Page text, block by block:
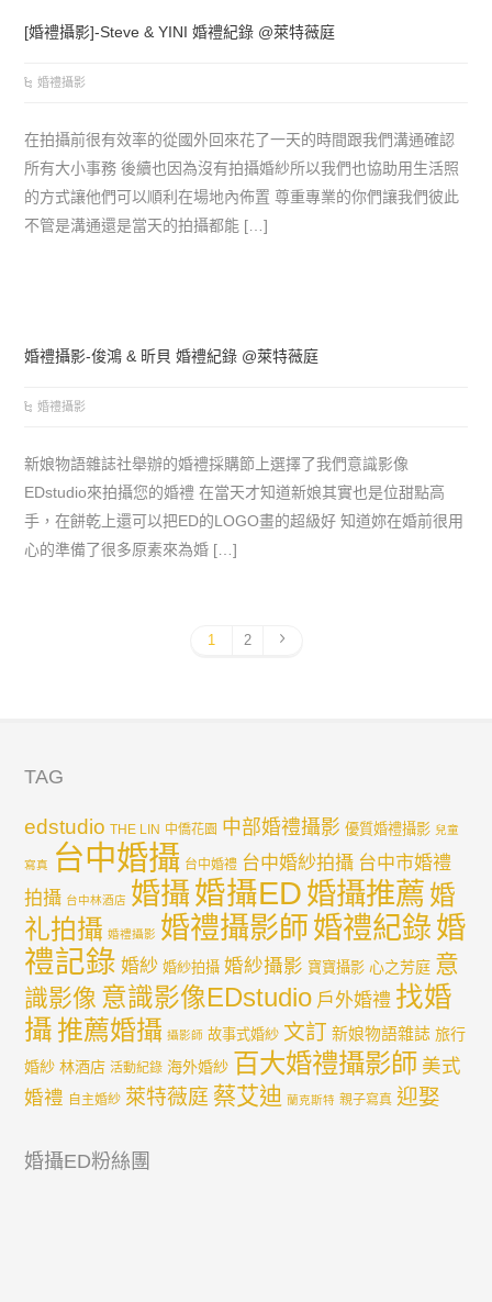
[婚禮攝影]-Steve & YINI 婚禮紀錄 @萊特薇庭
婚禮攝影
在拍攝前很有效率的從國外回來花了一天的時間跟我們溝通確認
所有大小事務 後續也因為沒有拍攝婚紗所以我們也協助用生活照
的方式讓他們可以順利在場地內佈置 尊重專業的你們讓我們彼此
不管是溝通還是當天的拍攝都能 […]
婚禮攝影-俊鴻 & 昕貝 婚禮紀錄 @萊特薇庭
婚禮攝影
新娘物語雜誌社舉辦的婚禮採購節上選擇了我們意識影像
EDstudio來拍攝您的婚禮 在當天才知道新娘其實也是位甜點高
手，在餅乾上還可以把ED的LOGO畫的超級好 知道妳在婚前很用
心的準備了很多原素來為婚 […]
1 2
TAG
edstudio THE LIN 中僑花園 中部婚禮攝影 優質婚禮攝影 兒童
寫真 台中婚攝 台中婚禮 台中婚紗拍攝 台中市婚禮
拍攝 台中林酒店 婚攝婚攝ED婚攝推薦 婚
礼拍攝 婚禮攝影 婚禮攝影師 婚禮紀錄婚
禮記錄 婚紗 婚紗拍攝 婚紗攝影 寶寶攝影 心之芳庭 意
識影像 意識影像EDstudio 戶外婚禮 找婚
攝 推薦婚攝 攝影師 故事式婚紗 文訂 新娘物語雜誌 旅行
婚紗 林酒店 活動紀錄 海外婚紗 百大婚禮攝影師 美式
婚禮 自主婚紗 萊特薇庭 蔡艾迪 蘭克斯特 親子寫真 迎娶
婚攝ED粉絲團